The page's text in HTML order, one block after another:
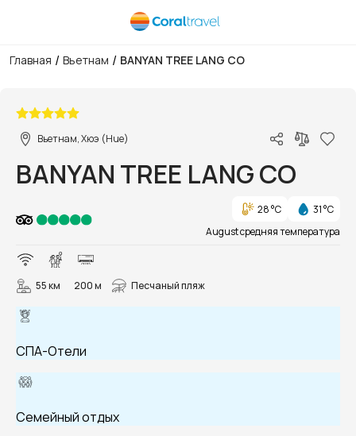
Главная / Вьетнам / BANYAN TREE LANG CO
Вьетнам, Хюэ (Hue)
BANYAN TREE LANG CO
28 °C
31 °C
August средняя температура
55 км 200 м Песчаный пляж
СПА-Отели
Семейный отдых